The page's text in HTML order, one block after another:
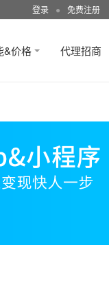
登录 ● 免费注册
&价格 代理招商